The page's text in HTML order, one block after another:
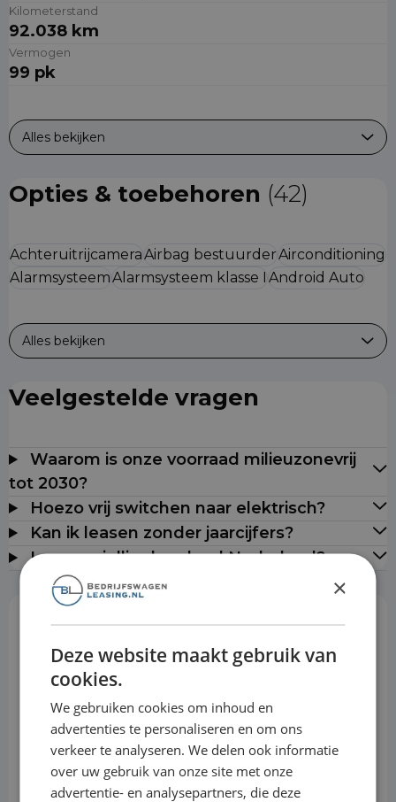
Kilometerstand
92.038 km
Vermogen
99 pk
Alles bekijken
Opties & toebehoren (42)
AchteruitrijcameraAirbag bestuurderAirconditioning
AlarmsysteemAlarmsysteem klasse I Android Auto
Alles bekijken
Veelgestelde vragen
Waarom is onze voorraad milieuzonevrij
tot 2030?
Hoezo vrij switchen naar elektrisch?
Kan ik leasen zonder jaarcijfers?
Leveren jullie door heel Nederland?
Rekentool
Aanbetaling
×
Deze website maakt gebruik van
cookies.
We gebruiken cookies om inhoud en
advertenties te personaliseren en om ons
verkeer te analyseren. We delen ook informatie
over uw gebruik van onze site met onze
advertentie- en analysepartners, die deze